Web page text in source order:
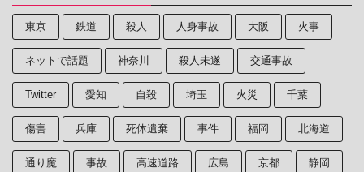
東京 鉄道 殺人 人身事故 大阪 火事
ネットで話題 神奈川 殺人未遂 交通事故
Twitter 愛知 自殺 埼玉 火災 千葉
傷害 兵庫 死体遺棄 事件 福岡 北海道
通り魔 事故 高速道路 広島 京都 静岡